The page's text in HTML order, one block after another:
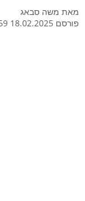
מאת משה סבאג
פורסם 18.02.2025 18:59